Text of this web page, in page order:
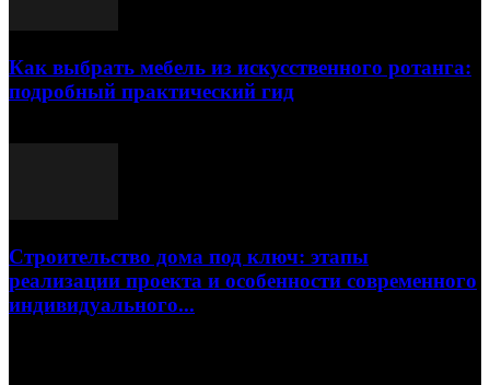
Как выбрать мебель из искусственного ротанга:
подробный практический гид
Строительство дома под ключ: этапы
реализации проекта и особенности современного
индивидуального...